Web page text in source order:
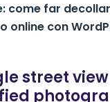
come far
online con
street view